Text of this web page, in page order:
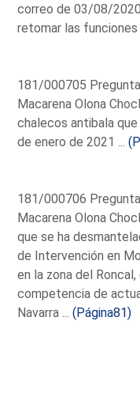
correo de 03/08/
retomar las funciones
181/000705
Macarena Olona
chalecos antibala
de enero de 2021 ...
181/000706
Macarena Olona
que se ha
de Intervención en
en la zona del Roncal,
competencia de
Navarra ...(Página81)